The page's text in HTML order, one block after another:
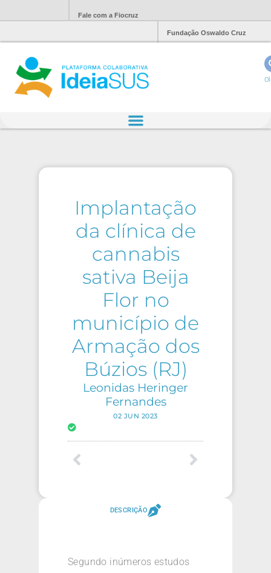
Fale com a Fiocruz
Fundação Oswaldo Cruz
Implantação
da clínica de
cannabis
sativa Beija
Flor no
município de
Armação dos
Búzios (RJ)
Leonidas Heringer
Fernandes
02 JUN 2023
DESCRIÇÃO
Segundo inúmeros estudos